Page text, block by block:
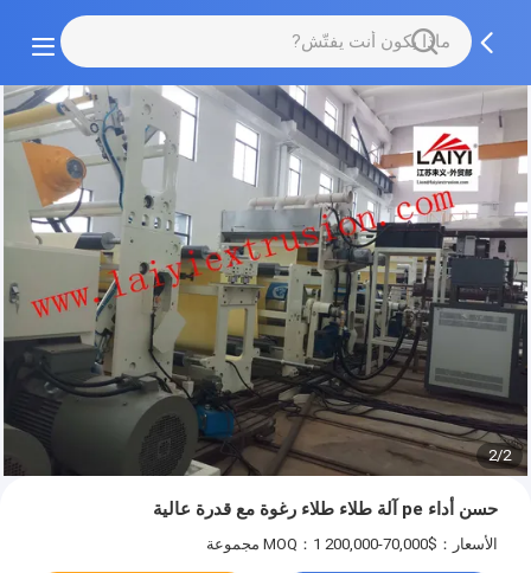
2/2
حسن أداء pe آلة طلاء طلاء رغوة مع قدرة عالية
الأسعار：$70,000-200,000 MOQ：1 مجموعة